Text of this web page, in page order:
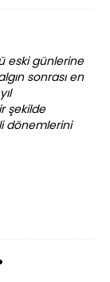
eski günlerine
sonrası en
şekilde
dönemlerini